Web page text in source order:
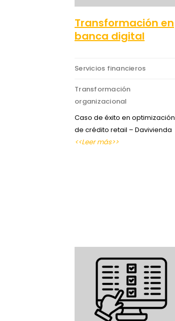
Transformación en
banca digital
Servicios financieros
Transformación
organizacional
Caso de éxito en optimización
de crédito retail – Davivienda
<<Leer más>>